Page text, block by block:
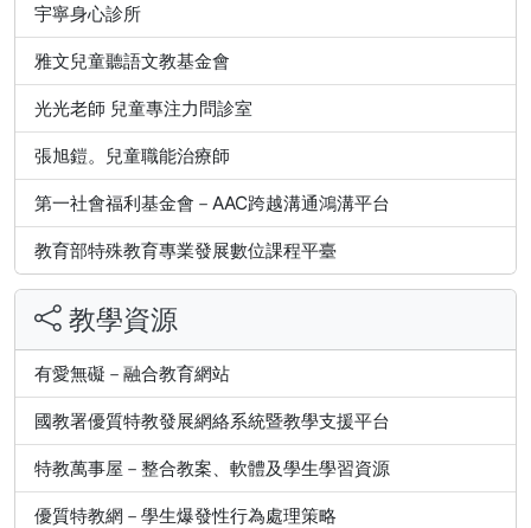
宇寧身心診所
雅文兒童聽語文教基金會
光光老師 兒童專注力問診室
張旭鎧。兒童職能治療師
第一社會福利基金會－AAC跨越溝通鴻溝平台
教育部特殊教育專業發展數位課程平臺
教學資源
有愛無礙－融合教育網站
國教署優質特教發展網絡系統暨教學支援平台
特教萬事屋－整合教案、軟體及學生學習資源
優質特教網－學生爆發性行為處理策略